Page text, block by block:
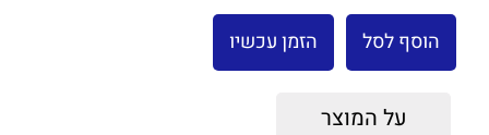
הוסף לסל הזמן עכשיו
על המוצר